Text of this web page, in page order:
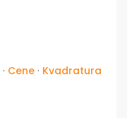
· Cene · Kvadratura